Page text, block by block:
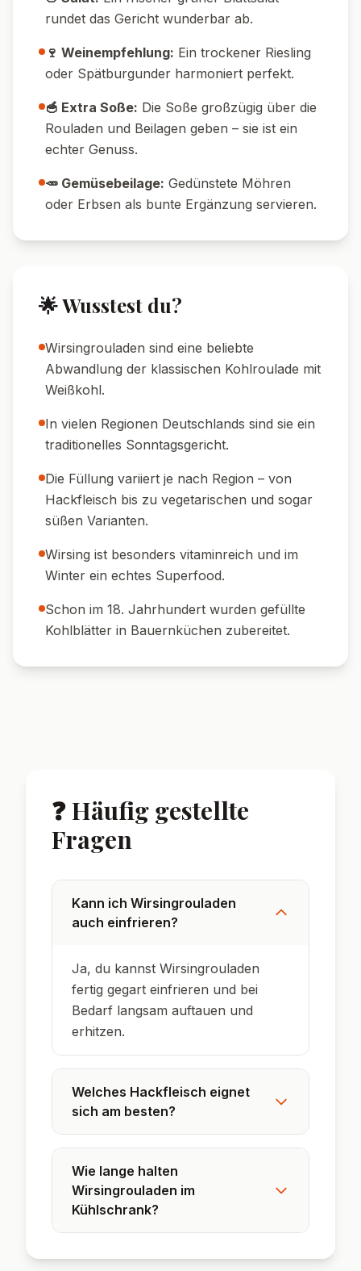
💧 Wasser-Tipp:Kohlblätter nach dem
Blanchieren sofort kalt abschrecken – so
bleiben sie schön grün.
🧵 Wickel-Trick:Wer kein Küchengarn hat,
kann auch Zahnstocher zum Fixieren
verwenden.
🥄 Füllmenge:Nicht zu viel Füllung auf die
Blätter geben, sonst lassen sie sich schwer
Wasser anrühren und unterrühren.
🍽️ Serviervorschläge
🥔 Beilage:Klassisch passen Salzkartoffeln
🥗 Salat:Ein frischer grüner Blattsalat
rundet das Gericht wunderbar ab.
🍷 Weinempfehlung: Ein trockener Riesling
oder Spätburgunder harmoniert perfekt.
🥣 Extra Soße: Die Soße großzügig über die
Rouladen und Beilagen geben – sie ist ein
🌟 Wusstest du?
Wirsingrouladen sind eine beliebte
Weißkohl.
In vielen Regionen Deutschlands sind sie ein
Die Füllung variiert je nach Region – von
Hackfleisch bis zu vegetarischen und sogar
süßen Varianten.
Wirsing ist besonders vitaminreich und im
Winter ein echtes Superfood.
Schon im 18. Jahrhundert wurden gefüllte
Kohlblätter in Bauernküchen zubereitet.